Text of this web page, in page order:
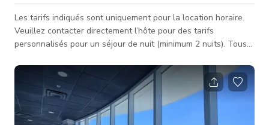
Les tarifs indiqués sont uniquement pour la location horaire.
Veuillez contacter directement l’hôte pour des tarifs
personnalisés pour un séjour de nuit (minimum 2 nuits). Tous
Cette suite Lily Inn est adaptée pour 2 personnes. C’est notre
chambre principale, tout y est exquis, du lit aux couvertures,
en passant par les œuvres murales et la grande baignoire à
jets. Les grandes baies vitrées offrent une vue magnifique